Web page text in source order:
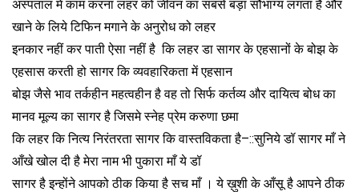
अस्पताल में काम करना लहर को जीवन का सबसे बड़ा सौभाग्य लगता है और
खाने के लिये टिफिन मगाने के अनुरोध को लहर
इनकार नहीं कर पाती ऐसा नहीं है कि लहर डा सागर के एहसानों के बोझ के
एहसास करती हो सागर कि व्यवहारिकता में एहसान
बोझ जैसे भाव तर्कहीन महत्वहीन है वह तो सिर्फ कर्तव्य और दायित्व बोध का
मानव मूल्य का सागर है जिसमे स्नेह प्रेम करुणा छमा
कि लहर कि नित्य निरंतरता सागर कि वास्तविकता है–::सुनिये डॉ सागर माँ ने
आँखे खोल दी है मेरा नाम भी पुकारा माँ ये डॉ
सागर है इन्होंने आपको ठीक किया है सच माँ । ये ख़ुशी के आँसू है आपने ठीक